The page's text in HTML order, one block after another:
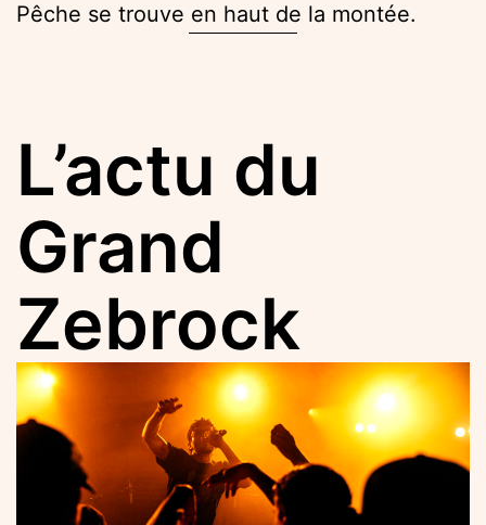
Pêche se trouve en haut de la montée.
L’actu du
Grand
Zebrock